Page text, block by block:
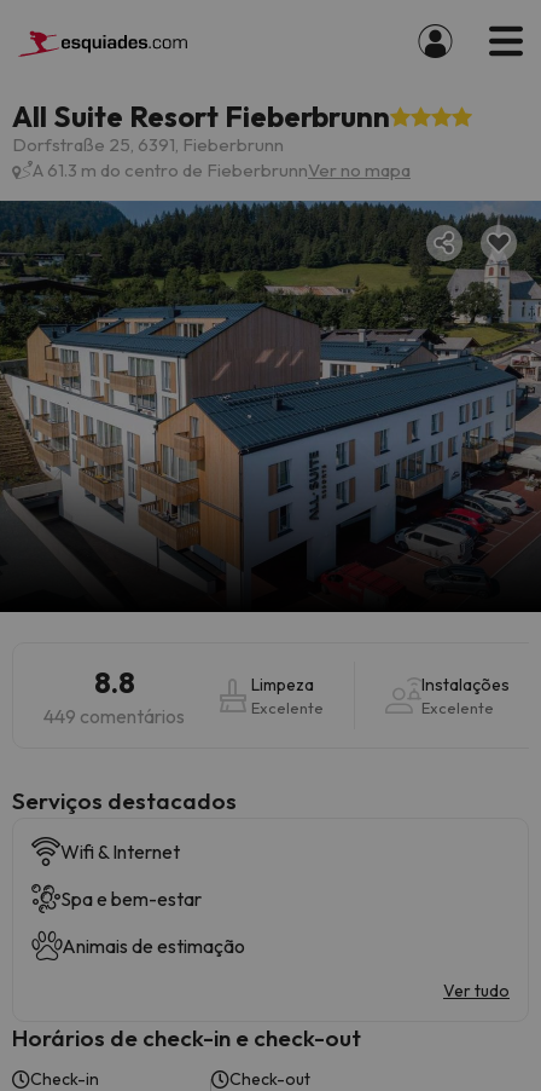
All Suite Resort Fieberbrunn
Dorfstraße 25, 6391, Fieberbrunn
A 61.3 m do centro de FieberbrunnVer no mapa
8.8
449 comentários
Limpeza
Excelente
Instalações
Excelente
Serviços destacados
Wifi & Internet
Spa e bem-estar
Animais de estimação
Ver tudo
Horários de check-in e check-out
Check-in Check-out